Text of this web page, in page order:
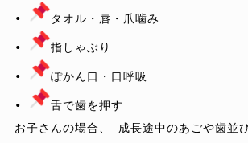
• タオル・唇・爪噛み
• 指しゃぶり
• ぽかん口・口呼吸
•
舌で歯を押す
お子さんの場合、 成長途中のあごや歯並